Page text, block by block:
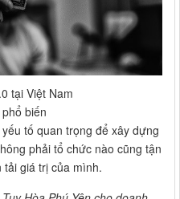
tại Việt Nam
biến
tố quan trọng để xây dựng
phải tổ chức nào cũng tận
giá trị của mình.